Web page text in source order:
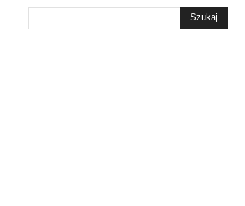
Szukaj